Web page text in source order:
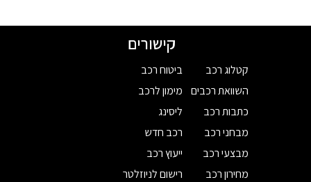
קישורים
קטלוג רכב
השוואת רכבים
כתבות רכב
מבחני רכב
מבצעי רכב
מחירון רכב
ביטוח רכב
מימון לרכב
ליסינג
רכב חדש
ייעוץ רכב
רישום לניוזלטר